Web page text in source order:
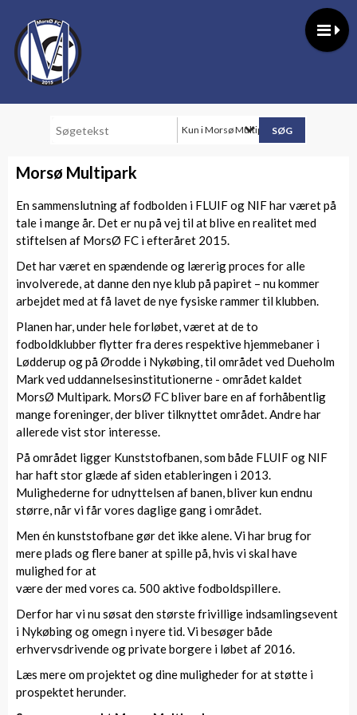
Kun i Morsø Multipark
Morsø Multipark
En sammenslutning af fodbolden i FLUIF og NIF har været på
tale i mange år. Det er nu på vej til at blive en realitet med
stiftelsen af MorsØ FC i efteråret 2015.
Det har været en spændende og lærerig proces for alle
involverede, at danne den nye klub på papiret – nu kommer
arbejdet med at få lavet de nye fysiske rammer til klubben.
Planen har, under hele forløbet, været at de to
fodboldklubber flytter fra deres respektive hjemmebaner i
Lødderup og på Ørodde i Nykøbing, til området ved Dueholm
Mark ved uddannelsesinstitutionerne - området kaldet
MorsØ Multipark. MorsØ FC bliver bare en af forhåbentlig
mange foreninger, der bliver tilknyttet området. Andre har
allerede vist stor interesse.
På området ligger Kunststofbanen, som både FLUIF og NIF
har haft stor glæde af siden etableringen i 2013.
Mulighederne for udnyttelsen af banen, bliver kun endnu
større, når vi får vores daglige gang i området.
Men én kunststofbane gør det ikke alene. Vi har brug for
mere plads og flere baner at spille på, hvis vi skal have
mulighed for at
være der med vores ca. 500 aktive fodboldspillere.
Derfor har vi nu søsat den største frivillige indsamlingsevent
i Nykøbing og omegn i nyere tid. Vi besøger både
erhvervsdrivende og private borgere i løbet af 2016.
Læs mere om projektet og dine muligheder for at støtte i
prospektet herunder.